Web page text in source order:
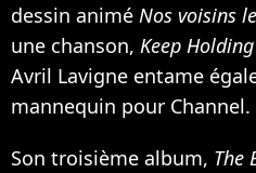
dessin animé Nos voisins
une chanson, Keep
Avril Lavigne entame
mannequin pour Channel.
Son troisième album, The